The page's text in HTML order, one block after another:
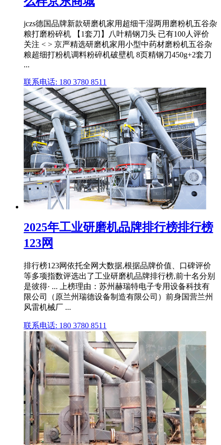
jczs德国品牌新款研磨机家用超细干湿两用磨粉机五谷杂
粮打磨粉碎机 【1套刀】八叶精钢刀头 已有100人评价
关注 < > 京严精选研磨机家用小型中药材磨粉机五谷杂
粮超细打粉机调料粉碎机破壁机 8页精钢刀450g+2套刀
...
联系电话: 180 3780 8511
2025年工业研磨机品牌排行榜排行榜
123网
排行榜123网依托全网大数据,根据品牌价值、口碑评价
等多项指数评选出了工业研磨机品牌排行榜,前十名分别
是彼得· ... 上榜理由：苏州赫瑞特电子专用设备科技有
限公司（原兰州瑞德设备制造有限公司）前身国营兰州
风雷机械厂 ...
联系电话: 180 3780 8511